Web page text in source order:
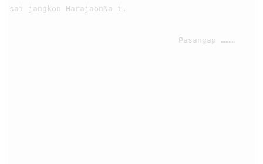
sai jangkon HarajaonNa i.